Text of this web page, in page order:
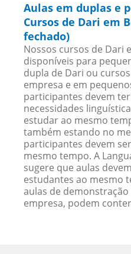
Aulas em duplas e
Cursos de Dari em
fechado)
Nossos cursos de Dari
disponíveis para
dupla de Dari ou
empresa e em
participantes devem
necessidades
estudar ao mesmo
também estando no
participantes devem
mesmo tempo. A
sugere que aulas
estudantes ao mesmo
aulas de
empresa, podem